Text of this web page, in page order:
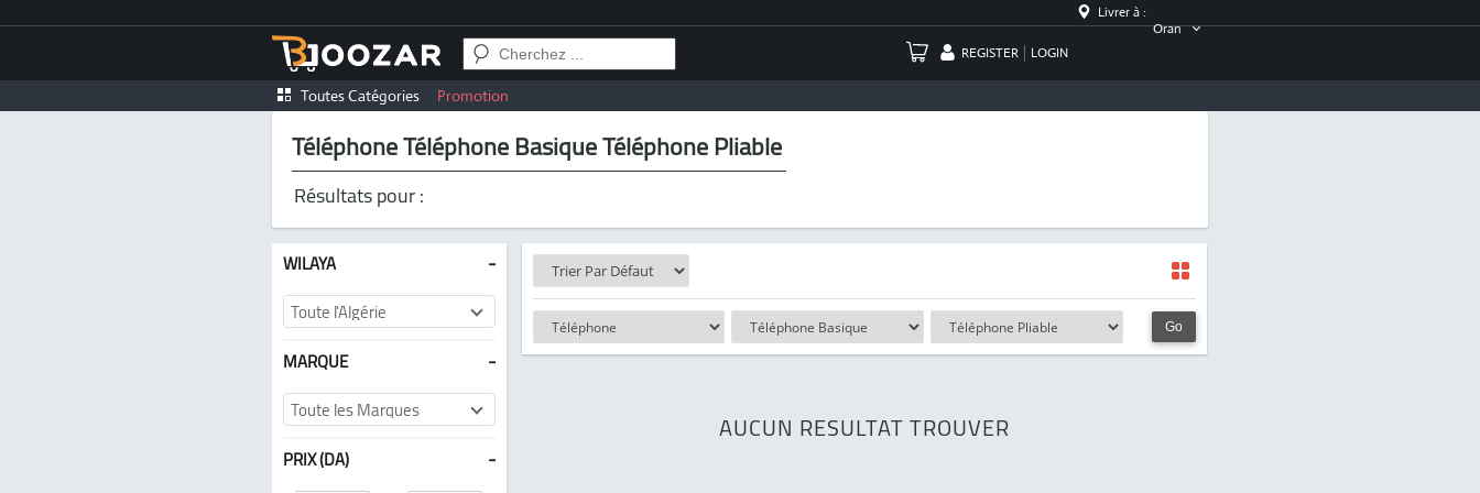
Livrer à :
Oran
REGISTER
LOGIN
Toutes Catégories Promotion
Téléphone Téléphone Basique Téléphone Pliable
Résultats pour :
WILAYA -
Toute l'Algérie
MARQUE
-
Toute les Marques
PRIX (DA)
-
Go
AUCUN RESULTAT TROUVER